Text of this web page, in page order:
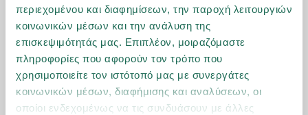
περιεχομένου και διαφημίσεων, την παροχή λειτουργιών
κοινωνικών μέσων και την ανάλυση της
επισκεψιμότητάς μας. Επιπλέον, μοιραζόμαστε
πληροφορίες που αφορούν τον τρόπο που
χρησιμοποιείτε τον ιστότοπό μας με συνεργάτες
κοινωνικών μέσων, διαφήμισης και αναλύσεων, οι
οποίοι ενδεχομένως να τις συνδυάσουν με άλλες
ΕΣΩΤΕΡΙΚΗ ΝΟΣΗΛΕΙΑ
Ορίζεται η εισαγωγή του ασθενούς σε νοσηλευτικό
ίδρυμα και η διανυκτέρευσή του σε αυτό.